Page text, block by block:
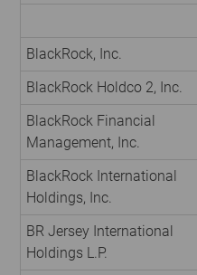
BlackRock, Inc.
BlackRock Holdco 2, Inc.
BlackRock Financial
Management, Inc.
BlackRock International
Holdings, Inc.
BR Jersey International
Holdings L.P.